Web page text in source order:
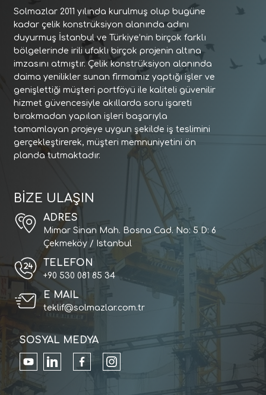
Solmazlar 2011 yılında kurulmuş olup bugüne
kadar çelik konstrüksiyon alanında adını
duyurmuş İstanbul ve Türkiye’nin birçok farklı
bölgelerinde irili ufaklı birçok projenin altına
imzasını atmıştır. Çelik konstrüksiyon alanında
daima yenilikler sunan firmamız yaptığı işler ve
genişlettiği müşteri portföyü ile kaliteli güvenilir
hizmet güvencesiyle akıllarda soru işareti
bırakmadan yapılan işleri başarıyla
tamamlayan projeye uygun şekilde iş teslimini
gerçekleştirerek, müşteri memnuniyetini ön
planda tutmaktadır.
BİZE ULAŞIN
ADRES
Mimar Sinan Mah. Bosna Cad. No: 5 D: 6
Çekmeköy / Istanbul
TELEFON
+90 530 081 85 34
E MAIL
teklif@solmazlar.com.tr
SOSYAL MEDYA